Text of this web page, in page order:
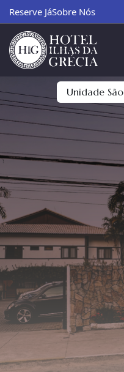
Reserve JáSobre Nós
Unidade